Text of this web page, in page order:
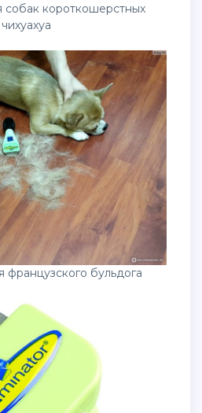
короткошерстных
чихуахуа
бульдога